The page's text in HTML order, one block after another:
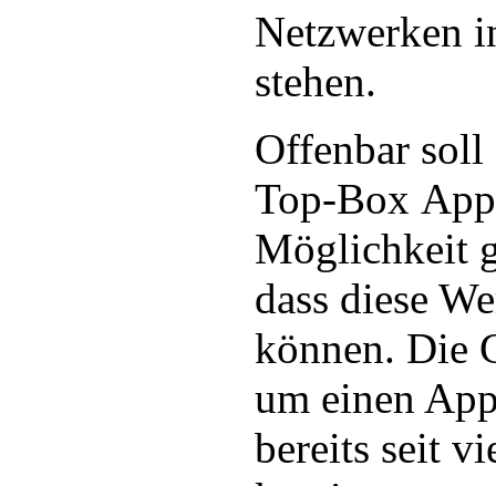
Netzwerken
stehen.
Offenbar soll
Top-Box
Möglichkeit
dass diese
können. Die
um einen
bereits seit